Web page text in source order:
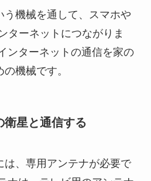
う機械を通して、スマホや
ターネットにつながりま
ンターネットの通信を家の
機械です。
星と通信する
は、専用アンテナが必要で